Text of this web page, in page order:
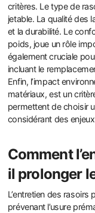
critères. Le type de
jetable. La qualité des
et la durabilité. Le
poids, joue un rôle
également cruciale
incluant le
Enfin, l’impact
matériaux, est un
permettent de choisir
considérant des
Comment
il prolonger
L’entretien des
prévenant l’usure